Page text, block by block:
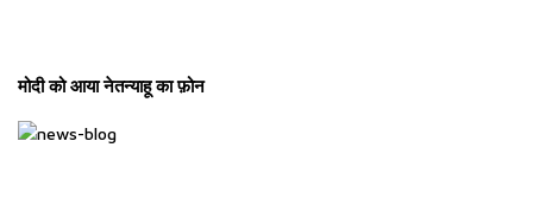
मोदी को आया नेतन्याहू का फ़ोन